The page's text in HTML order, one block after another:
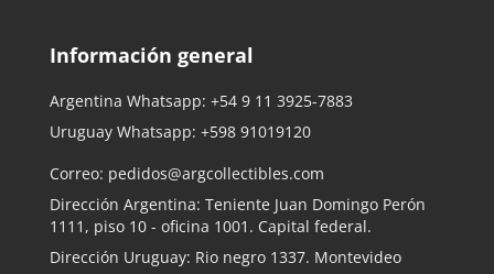
Información general
Argentina Whatsapp: +54 9 11 3925-7883
Uruguay Whatsapp: +598 91019120
Correo: pedidos@argcollectibles.com
Dirección Argentina: Teniente Juan Domingo Perón
1111, piso 10 - oficina 1001. Capital federal.
Dirección Uruguay: Rio negro 1337. Montevideo